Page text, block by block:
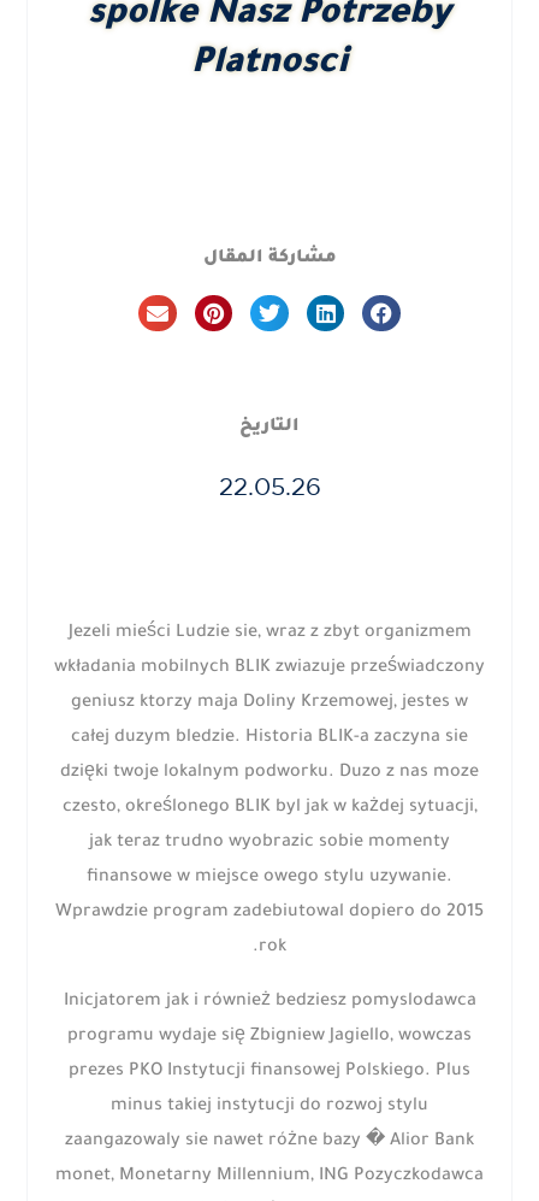
spolke Nasz Potrzeby
Platnosci
مشاركة المقال
التاريخ
22.05.26
Jezeli mieści Ludzie sie, wraz z zbyt organizmem
wkładania mobilnych BLIK zwiazuje przeświadczony
geniusz ktorzy maja Doliny Krzemowej, jestes w
całej duzym bledzie. Historia BLIK-a zaczyna sie
dzięki twoje lokalnym podworku. Duzo z nas moze
czesto, określonego BLIK byl jak w każdej sytuacji,
jak teraz trudno wyobrazic sobie momenty
finansowe w miejsce owego stylu uzywanie.
Wprawdzie program zadebiutowal dopiero do 2015
rok.
Inicjatorem jak i również bedziesz pomyslodawca
programu wydaje się Zbigniew Jagiello, wowczas
prezes PKO Instytucji finansowej Polskiego. Plus
minus takiej instytucji do rozwoj stylu
zaangazowaly sie nawet różne bazy � Alior Bank
monet, Monetarny Millennium, ING Pozyczkodawca